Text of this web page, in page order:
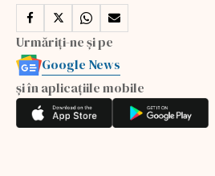
Urmăriți-ne și pe
Google News
și în aplicațiile mobile